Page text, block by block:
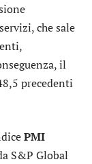
che sale
il
precedenti
PMI
S&P Global